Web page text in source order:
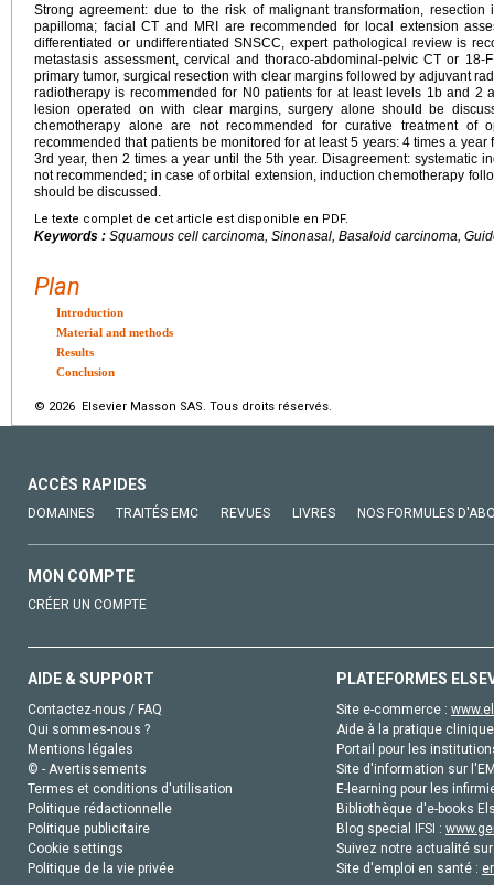
Strong agreement: due to the risk of malignant transformation,
papilloma; facial CT and MRI are recommended for local extension
differentiated or undifferentiated SNSCC, expert pathological review is
metastasis assessment, cervical and thoraco-abdominal-pelvic CT or 18-
primary tumor, surgical resection with clear margins followed by adjuvant
radiotherapy is recommended for N0 patients for at least levels 1b and 2
lesion operated on with clear margins, surgery alone should be
chemotherapy alone are not recommended for curative treatment of
recommended that patients be monitored for at least 5 years: 4 times a year
3rd year, then 2 times a year until the 5th year. Disagreement: systematic
not recommended; in case of orbital extension, induction chemotherapy
should be discussed.
Le texte complet de cet article est disponible en PDF.
Keywords : Squamous cell carcinoma, Sinonasal, Basaloid carcinoma,
Plan
Introduction
Material and methods
Results
Conclusion
© 2026 Elsevier Masson SAS. Tous droits réservés.
ACCÈS RAPIDES
DOMAINES TRAITÉS EMC REVUES LIVRES NOS FORMULES
MON COMPTE
CRÉER UN COMPTE
AIDE & SUPPORT
Contactez-nous / FAQ
Qui sommes-nous ?
Mentions légales
© - Avertissements
Termes et conditions d'utilisation
Politique rédactionnelle
Politique publicitaire
Cookie settings
Politique de la vie privée
PLATEFORMES
Site e-commerce :
Aide à la pratique
Portail pour les
Site d'information sur
E-learning pour les
Bibliothèque d'e-books
Blog special IFSI :
Suivez notre actualité
Site d'emploi en santé :